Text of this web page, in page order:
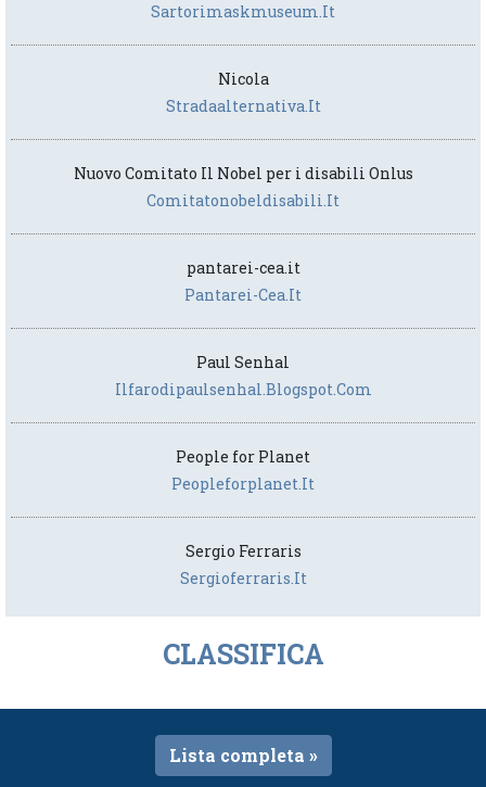
Sartorimaskmuseum.it
Nicola
Stradaalternativa.it
Nuovo Comitato Il Nobel per i disabili Onlus
Comitatonobeldisabili.it
pantarei-cea.it
Pantarei-Cea.it
Paul Senhal
Ilfarodipaulsenhal.blogspot.com
People for Planet
Peopleforplanet.it
Sergio Ferraris
Sergioferraris.it
CLASSIFICA
Lista completa »